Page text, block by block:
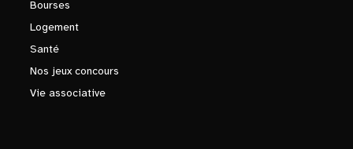
Bourses
Logement
Santé
Nos jeux concours
Vie associative